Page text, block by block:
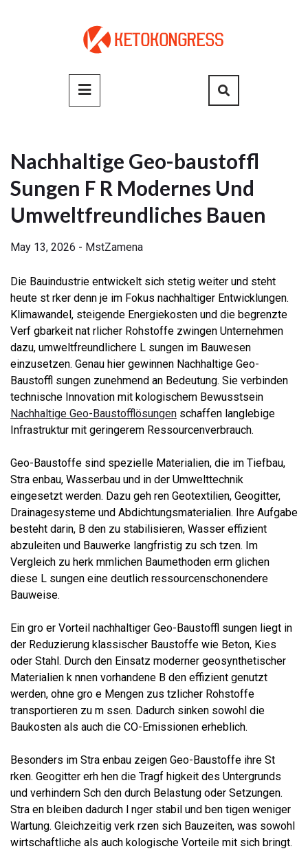
Primary
Menu
Nachhaltige Geo-baustoffl
Sungen F R Modernes Und
Umweltfreundliches Bauen
May 13, 2026 - MstZamena
Die Bauindustrie entwickelt sich stetig weiter und steht
heute st rker denn je im Fokus nachhaltiger Entwicklungen.
Klimawandel, steigende Energiekosten und die begrenzte
Verf gbarkeit nat rlicher Rohstoffe zwingen Unternehmen
dazu, umweltfreundlichere L sungen im Bauwesen
einzusetzen. Genau hier gewinnen Nachhaltige Geo-
Baustoffl sungen zunehmend an Bedeutung. Sie verbinden
technische Innovation mit kologischem Bewusstsein
Nachhaltige Geo-Baustofflösungen schaffen langlebige
Infrastruktur mit geringerem Ressourcenverbrauch.
Geo-Baustoffe sind spezielle Materialien, die im Tiefbau,
Stra enbau, Wasserbau und in der Umwelttechnik
eingesetzt werden. Dazu geh ren Geotextilien, Geogitter,
Drainagesysteme und Abdichtungsmaterialien. Ihre Aufgabe
besteht darin, B den zu stabilisieren, Wasser effizient
abzuleiten und Bauwerke langfristig zu sch tzen. Im
Vergleich zu herk mmlichen Baumethoden erm glichen
diese L sungen eine deutlich ressourcenschonendere
Bauweise.
Ein gro er Vorteil nachhaltiger Geo-Baustoffl sungen liegt in
der Reduzierung klassischer Baustoffe wie Beton, Kies
oder Stahl. Durch den Einsatz moderner geosynthetischer
Materialien k nnen vorhandene B den effizient genutzt
werden, ohne gro e Mengen zus tzlicher Rohstoffe
transportieren zu m ssen. Dadurch sinken sowohl die
Baukosten als auch die CO-Emissionen erheblich.
Besonders im Stra enbau zeigen Geo-Baustoffe ihre St
rken. Geogitter erh hen die Tragf higkeit des Untergrunds
und verhindern Sch den durch Belastung oder Setzungen.
Stra en bleiben dadurch l nger stabil und ben tigen weniger
Wartung. Gleichzeitig verk rzen sich Bauzeiten, was sowohl
wirtschaftliche als auch kologische Vorteile mit sich bringt.